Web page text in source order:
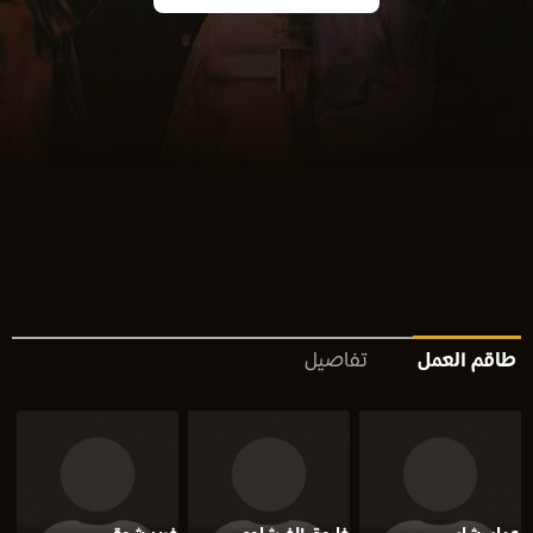
طاقم العمل تفاصيل